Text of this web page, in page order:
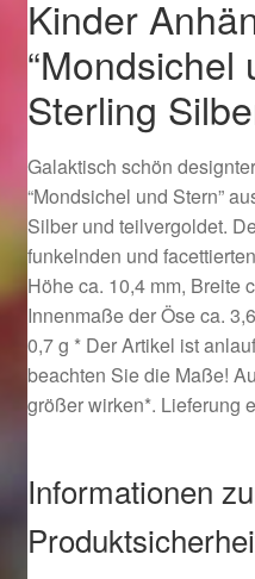
Ostergeschenke finden für
Ostergeschenke finden
Ostergeschenke finden für
Ostergeschenke finden für
Partner
Shop
Startseite
Valentinstag
Kinder
“Mondsichel
Sterling
Galaktisch schön
“Mondsichel und Stern”
Silber und teilvergoldet.
funkelnden und
Höhe ca. 10,4 mm, Breite
Innenmaße der Öse ca.
0,7 g * Der Artikel ist
beachten Sie die Maße!
größer wirken*. Lieferung
Informationen